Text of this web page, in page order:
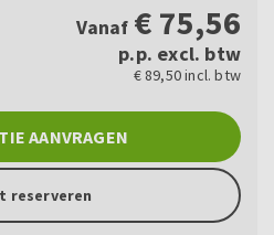
Vanaf € 75,56
p.p. excl. btw
€ 89,50 incl. btw
AANVRAGEN
reserveren